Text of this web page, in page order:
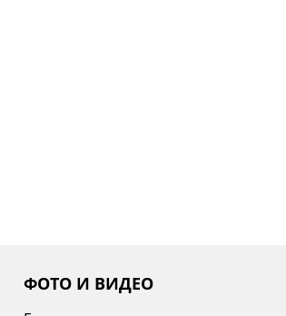
ФОТО И ВИДЕО